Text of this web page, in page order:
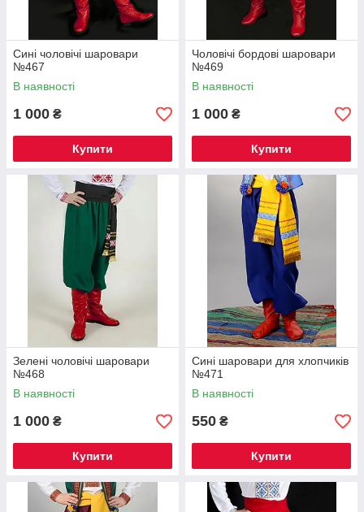
Сині чоловічі шаровари
№467
В наявності
1 000 ₴
Купити
Чоловічі бордові шаровари
№469
В наявності
1 000 ₴
Купити
Зелені чоловічі шаровари
№468
В наявності
1 000 ₴
Купити
Сині шаровари для хлопчиків
№471
В наявності
550 ₴
Купити